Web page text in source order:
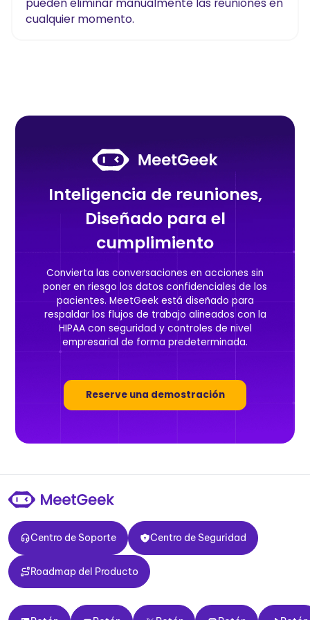
pueden eliminar manualmente las reuniones en
cualquier momento.
Inteligencia de reuniones,
Diseñado para el
cumplimiento
Convierta las conversaciones en acciones sin
poner en riesgo los datos confidenciales de los
pacientes. MeetGeek está diseñado para
respaldar los flujos de trabajo alineados con la
HIPAA con seguridad y controles de nivel
empresarial de forma predeterminada.
Reserve una demostración
Centro de Soporte
Centro de Soporte
Centro de Seguridad
Centro de Seguridad
Roadmap del Producto
Roadmap del Producto
Botón Botón Botón Botón Botón